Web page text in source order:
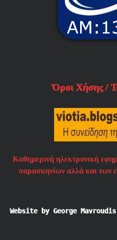
Όροι Χήσης /
Καθημερινή ηλεκτρονική
παρασκηνίων αλλά και των
Website by George